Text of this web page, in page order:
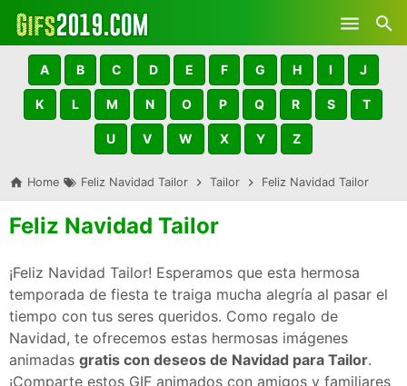
Skip to main content
A B C D E F G H I J
K L M N O P Q R S T
U V W X Y Z
Home Feliz Navidad Tailor Tailor Feliz Navidad Tailor
Feliz Navidad Tailor
¡Feliz Navidad Tailor! Esperamos que esta hermosa
temporada de fiesta te traiga mucha alegría al pasar el
tiempo con tus seres queridos. Como regalo de
Navidad, te ofrecemos estas hermosas imágenes
animadas gratis con deseos de Navidad para Tailor.
¡Comparte estos GIF animados con amigos y familiares